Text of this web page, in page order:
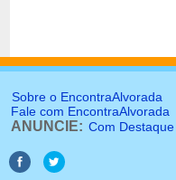
Sobre o EncontraAlvorada
Fale com EncontraAlvorada
ANUNCIE: Com Destaque